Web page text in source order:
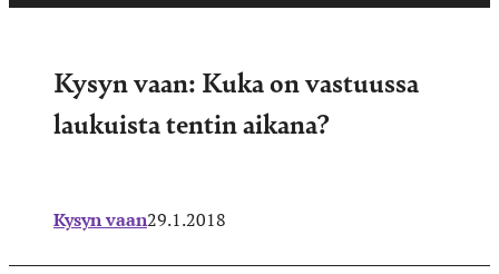
Kysyn vaan: Kuka on vastuussa
laukuista tentin aikana?
Kysyn vaan29.1.2018